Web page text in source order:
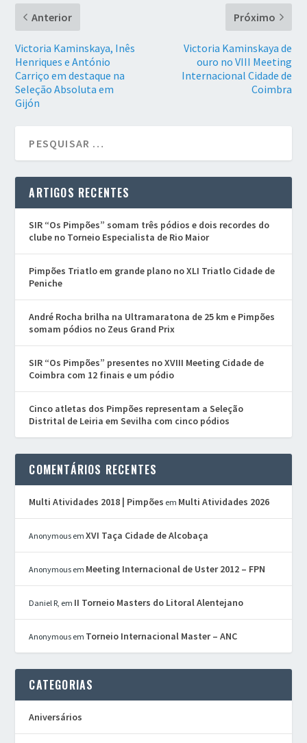
Anterior
Victoria Kaminskaya, Inês
Henriques e António
Carriço em destaque na
Seleção Absoluta em
Gijón
Próximo
Victoria Kaminskaya de
ouro no VIII Meeting
Internacional Cidade de
Coimbra
ARTIGOS RECENTES
SIR “Os Pimpões” somam três pódios e dois recordes do
clube no Torneio Especialista de Rio Maior
Pimpões Triatlo em grande plano no XLI Triatlo Cidade de
Peniche
André Rocha brilha na Ultramaratona de 25 km e Pimpões
somam pódios no Zeus Grand Prix
SIR “Os Pimpões” presentes no XVIII Meeting Cidade de
Coimbra com 12 finais e um pódio
Cinco atletas dos Pimpões representam a Seleção
Distrital de Leiria em Sevilha com cinco pódios
COMENTÁRIOS RECENTES
Multi Atividades 2018 | Pimpões em Multi Atividades 2026
Anonymous emXVI Taça Cidade de Alcobaça
Anonymous em Meeting Internacional de Uster 2012 – FPN
Daniel R, em II Torneio Masters do Litoral Alentejano
Anonymous em Torneio Internacional Master – ANC
CATEGORIAS
Aniversários